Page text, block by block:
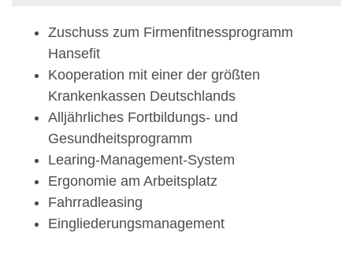
Zuschuss zum Firmenfitnessprogramm
Hansefit
Kooperation mit einer der größten
Krankenkassen Deutschlands
Alljährliches Fortbildungs- und
Gesundheitsprogramm
Learing-Management-System
Ergonomie am Arbeitsplatz
Fahrradleasing
Eingliederungsmanagement